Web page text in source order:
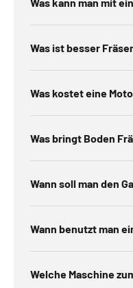
Was ist besser
Was kostet eine
Was bringt Boden
Wann soll man den
Wann benutzt man
Welche Maschine